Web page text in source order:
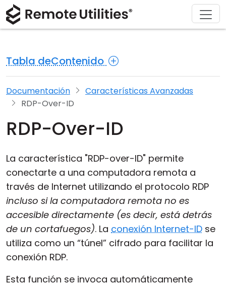
Tabla deContenido
Documentación
Características Avanzadas
RDP-Over-ID
RDP-Over-ID
La característica "RDP-over-ID" permite
conectarte a una computadora remota a
través de Internet utilizando el protocolo RDP
incluso si la computadora remota no es
accesible directamente (es decir, está detrás
de un cortafuegos). La conexión Internet-ID se
utiliza como un “túnel” cifrado para facilitar la
conexión RDP.
Esta función se invoca automáticamente
Producto
Seguridad
Capturas de pantalla
Modos de conexión
Acceso desatendido
Soporte para Active Directory
Configuración MSI
Nube y local
Soluciones
Manufactura y Retail
Salud
Tecnologías de la información
Descargar
macOS
Linux
Comprar
Asistente de licencia
Actualizar su licencia
Soporte
Documentación
Base de conocimientos
Acerca de
Sala de prensa
Escribe una reseña